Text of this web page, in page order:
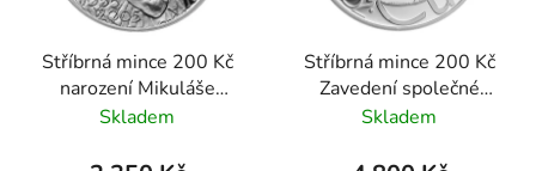
Stříbrná mince 200 Kč
narození Mikuláše
Dačického z Heslova
Skladem
Stříbrná mince 200 Kč
Zavedení společné
evropské měny EURO
Skladem